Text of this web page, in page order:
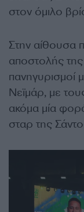
στον όμιλο
Στην αίθουσα
αποστολής
πανηγυρισμοί
Νεϊμάρ, με
ακόμα μία
σταρ της